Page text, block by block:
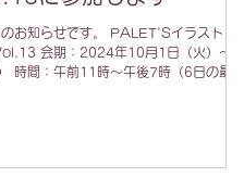
お知らせです。 PALET'Sイラストレー
会期：2024年10月1日（火）〜10
時間：午前11時〜午後7時（6日の最終